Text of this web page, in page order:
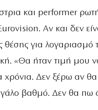
και performer
Αν και δεν
θέσης για λογαριασμό
«Θα ήταν τιμή μου
Δεν ξέρω αν θα
βαθμό. Δεν θα πω